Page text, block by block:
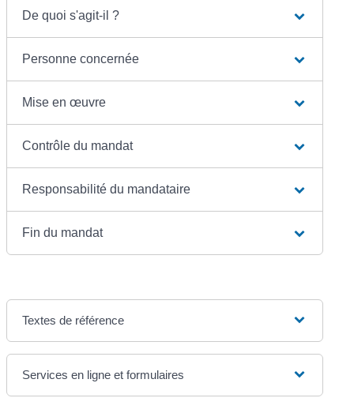
De quoi s'agit-il ?
Personne concernée
Mise en œuvre
Contrôle du mandat
Responsabilité du mandataire
Fin du mandat
Textes de référence
Services en ligne et formulaires